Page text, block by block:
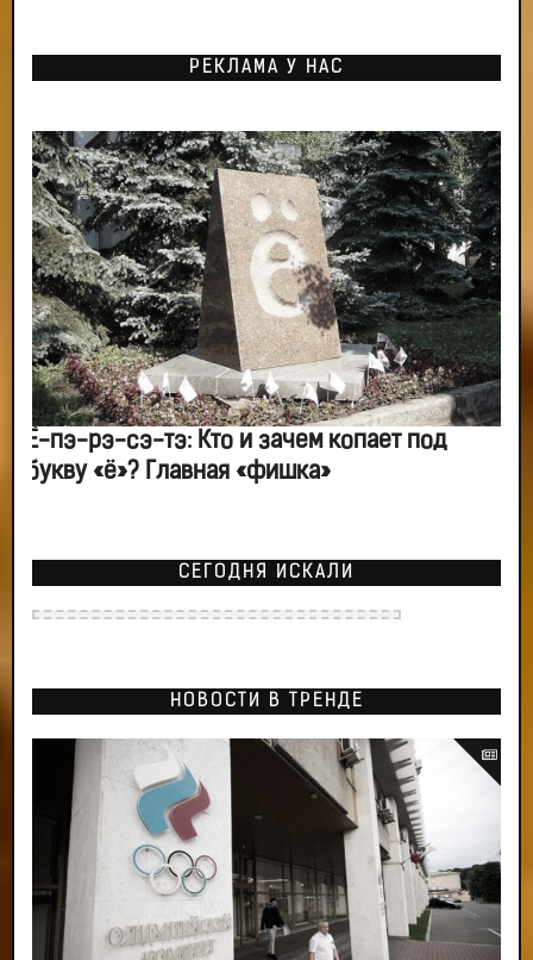
РЕКЛАМА У НАС
Ё-пэ-рэ-сэ-тэ: Кто и зачем копает под
букву «ё»? Главная «фишка»
СЕГОДНЯ ИСКАЛИ
НОВОСТИ В ТРЕНДЕ